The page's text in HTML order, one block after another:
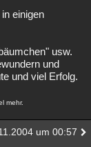
einigen
usw.
und
und viel Erfolg.
mehr.
um 00:57